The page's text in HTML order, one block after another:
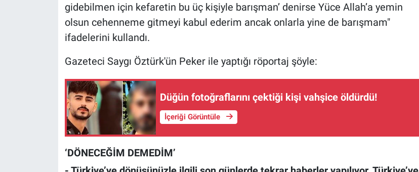
gidebilmen için kefaretin bu üç kişiyle barışman’ denirse Yüce Allah’a yemin
olsun cehenneme gitmeyi kabul ederim ancak onlarla yine de barışmam"
ifadelerini kullandı.
Gazeteci Saygı Öztürk'ün Peker ile yaptığı röportaj şöyle:
Düğün fotoğraflarını çektiği kişi vahşice öldürdü!
İçeriği Görüntüle
‘DÖNECEĞİM DEMEDİM’
Programlar
Türkiye'nin Geleceği